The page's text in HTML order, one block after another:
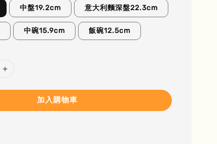
中盤19.2cm 意大利麵深盤22.3cm
中碗15.9cm 飯碗12.5cm
加入購物車